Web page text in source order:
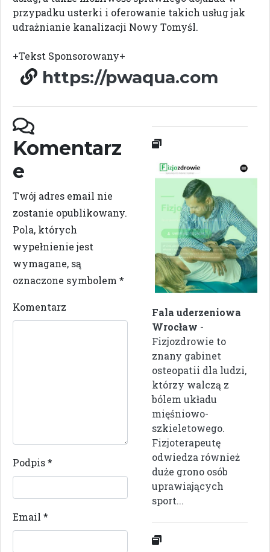
przypadku usterki i oferowanie takich usług jak
udrażnianie kanalizacji Nowy Tomyśl.
+Tekst Sponsorowany+
https://pwaqua.com
Komentarz
e
Twój adres email nie
zostanie opublikowany.
Pola, których
wypełnienie jest
wymagane, są
oznaczone symbolem *
Komentarz
Podpis*
Email *
Fala uderzeniowa
Wrocław -
Fizjozdrowie to
znany gabinet
osteopatii dla ludzi,
którzy walczą z
bólem układu
mięśniowo-
szkieletowego.
Fizjoterapeutę
odwiedza również
duże grono osób
uprawiających
sport...